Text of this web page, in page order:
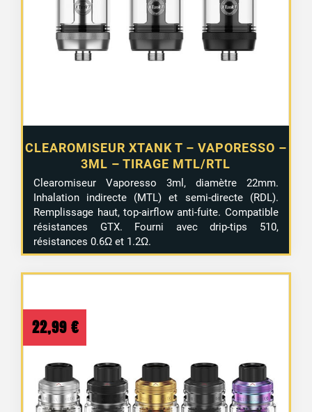
CLEAROMISEUR XTANK T – VAPORESSO –
3ML – TIRAGE MTL/RTL
Clearomiseur Vaporesso 3ml, diamètre 22mm.
Inhalation indirecte (MTL) et semi-directe (RDL).
Remplissage haut, top-airflow anti-fuite. Compatible
résistances GTX. Fourni avec drip-tips 510,
résistances 0.6Ω et 1.2Ω.
22,99 €